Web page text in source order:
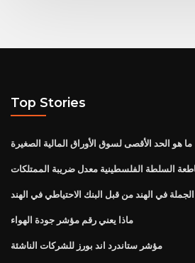
Top Stories
ما هو الحد الأقصى لسوق الأوراق المالية الصغيرة
السلطة الفلسطينية معدل ضريبة الممتلكات
في الهند من قبل البنك الاحتياطي في الهند
ماذا يعني رقم مؤشر جودة الهواء
مؤشر ستاندرد اند بورز للشركات الناشئة